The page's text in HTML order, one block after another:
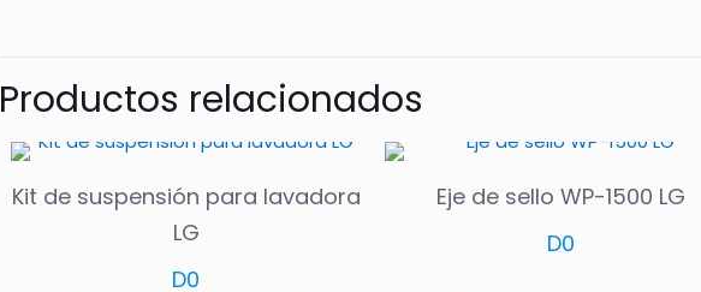
Productos relacionados
Kit de suspensión para lavadora
LG
D0
Eje de sello WP-1500 LG
D0